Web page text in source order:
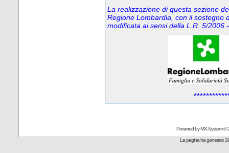
La realizzazione di questa sezione
Regione Lombardia, con il sostegno
modificata ai sensi della L.R. 5/2006
Powered byMX-System©
La pagina ha generato